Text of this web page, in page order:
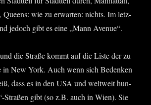
wie zu erwar­ten: nichts. Im letz­
jedoch gibt es eine „Mann Avenue“.
die Stra­ße kommt auf die Lis­te der zu
in New York. Auch wenn sich Beden­ken
dass es in den USA und welt­weit hun­
Straßen gibt (so z.B. auch in Wien). Sie